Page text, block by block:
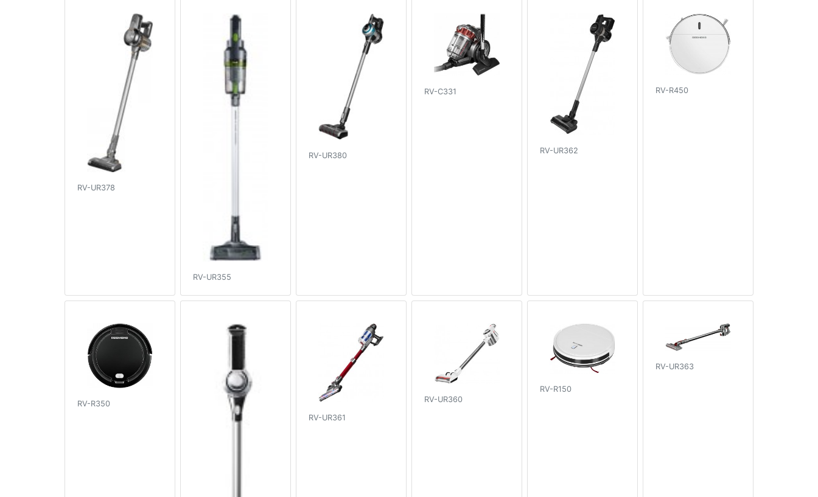
RV-UR378
RV-UR355
RV-UR380
RV-C331
RV-UR362
RV-R450
RV-R350
RV-UR361
RV-UR360
RV-R150
RV-UR363